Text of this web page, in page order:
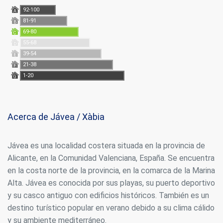
A 92-100
B 81-91
C 69-80
D 55-68
E 39-54
F 21-38
G 1-20
Acerca de Jávea / Xàbia
Jávea es una localidad costera situada en la provincia de
Alicante, en la Comunidad Valenciana, España. Se encuentra
en la costa norte de la provincia, en la comarca de la Marina
Alta. Jávea es conocida por sus playas, su puerto deportivo
y su casco antiguo con edificios históricos. También es un
destino turístico popular en verano debido a su clima cálido
y su ambiente mediterráneo.
Marketing y publicidad
Estas cookies son utilizadas para almacenar información
sobre las preferencias y elecciones personales del usuario
a través de la observación continuada de sus hábitos de
navegación. Gracias a ellas, podemos conocer los hábitos
de navegación en el sitio web y mostrar publicidad
relacionada con el perfil de navegación del usuario.